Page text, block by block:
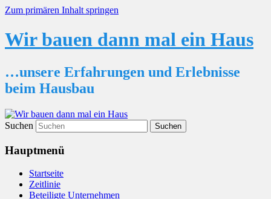
Zum primären Inhalt springen
Wir bauen dann mal ein Haus
…unsere Erfahrungen und Erlebnisse
beim Hausbau
Suchen
Hauptmenü
Startseite
Zeitlinie
Beteiligte Unternehmen